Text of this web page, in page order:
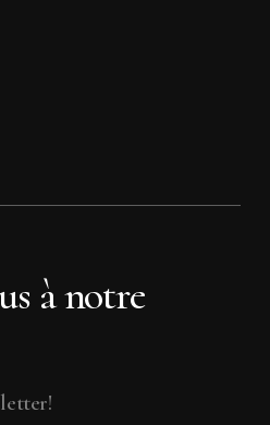
à notre